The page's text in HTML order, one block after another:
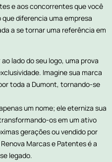
e aos concorrentes que você
que diferencia uma empresa
a se tornar uma referência em
lado do seu logo, uma prova
Imagine sua marca
toda a Dumont, tornando-se
um nome; ele eterniza sua
os em um ativo
gerações ou vendido por
Marcas e Patentes é a
legado.